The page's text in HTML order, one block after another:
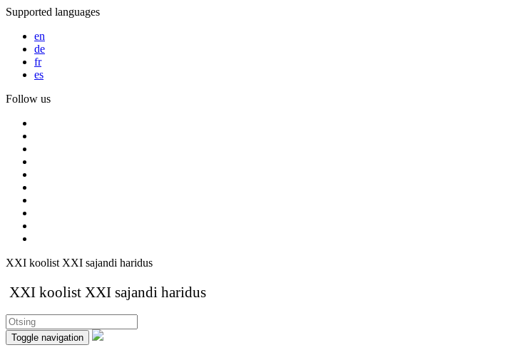
Supported languages
en
de
fr
es
Follow us
XXI koolist XXI sajandi haridus
XXI koolist XXI sajandi haridus
Toggle navigation